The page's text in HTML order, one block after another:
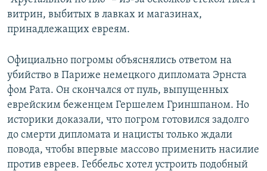
витрин, выбитых в лавках и магазинах,
принадлежащих евреям.
Официально погромы объяснялись ответом на
убийство в Париже немецкого дипломата Эрнста
фом Рата. Он скончался от пуль, выпущенных
еврейским беженцем Гершелем Гриншпаном. Но
историки доказали, что погром готовился задолго
до смерти дипломата и нацисты только ждали
повода, чтобы впервые массово применить насилие
против евреев. Геббельс хотел устроить подобный